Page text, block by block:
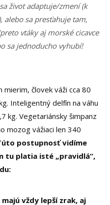
život adaptuje/zmení (k
sa presťahuje tam,
vtáky aj morské cicavce
sa jednoducho vyhubí!
človek váži cca 80
Inteligentný delfín na váhu
kg. Vegetariánsky šimpanz
mozog vážiaci len 340
postupnosť vidíme
tu platia isté „pravidlá“,
vždy lepší zrak, aj